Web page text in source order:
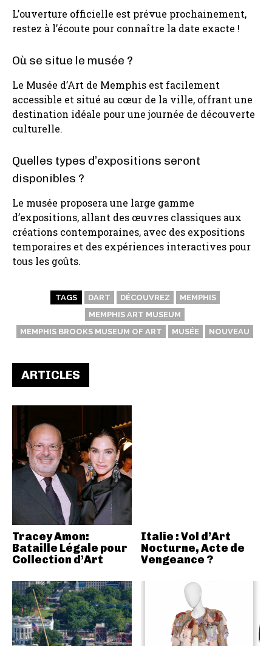
L’ouverture officielle est prévue prochainement,
restez à l’écoute pour connaître la date exacte !
Où se situe le musée ?
Le Musée d’Art de Memphis est facilement
accessible et situé au cœur de la ville, offrant une
destination idéale pour une journée de découverte
culturelle.
Quelles types d’expositions seront
disponibles ?
Le musée proposera une large gamme
d’expositions, allant des œuvres classiques aux
créations contemporaines, avec des expositions
temporaires et des expériences interactives pour
tous les goûts.
TAGS DART DÉCOUVREZ
MEMPHIS
MEMPHIS ART MUSEUM
MEMPHIS BROOKS MUSEUM OF ART
MUSÉE NOUVEAU
ARTICLES
Tracey Amon:
Bataille Légale pour
Collection d’Art
Italie : Vol d’Art
Nocturne, Acte de
Vengeance ?